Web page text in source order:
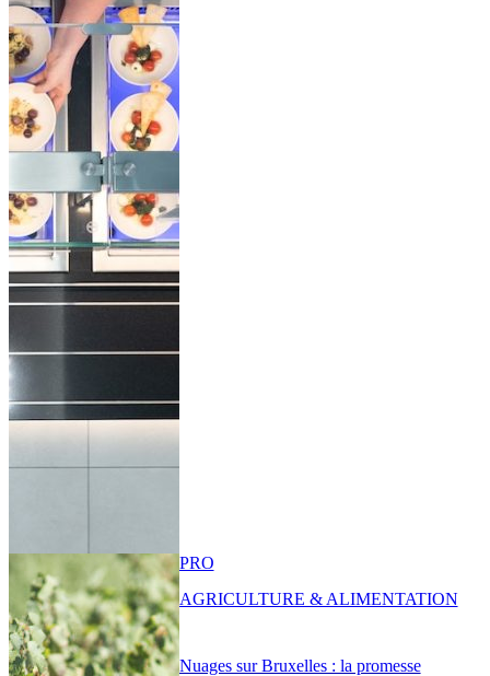
Nuages sur Bruxelles : la promesse
PRO
AGRICULTURE & ALIMENTATION